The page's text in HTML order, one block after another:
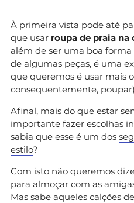
À primeira vista pode até
que usar roupa de praia na
além de ser uma boa
de algumas peças, é uma
que queremos é usar mais
consequentemente,
Afinal, mais do que estar
importante fazer escolhas
sabia que esse é um dos
estilo?
Com isto não queremos
para almoçar com as
Mas sabe aqueles calções